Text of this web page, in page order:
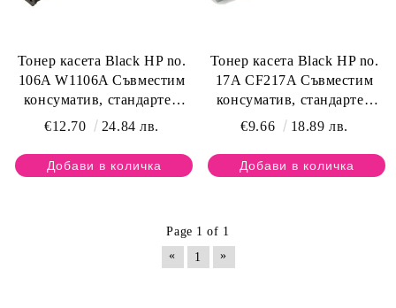
Тонер касета Black HP no.
106A W1106A Съвместим
консуматив, стандартен
капацитет 1 000 стр.
€12.70 24.84 лв.
Тонер касета Black HP no.
17A CF217A Съвместим
консуматив, стандартен
капацитет 1 600 стр.
€9.66 18.89 лв.
Page 1 of 1
«
1 »